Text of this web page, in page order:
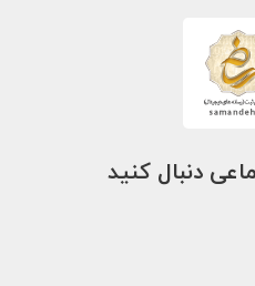
دنبال کنید